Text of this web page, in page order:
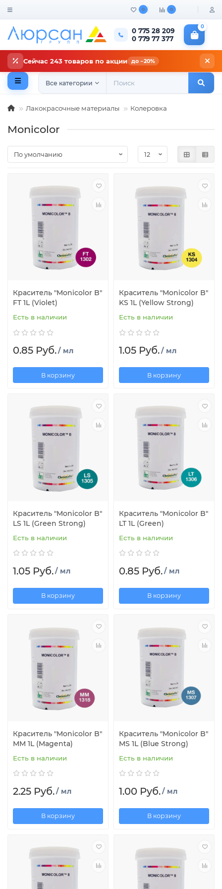
0 0
0 775 28 209
0 779 77 377
0
Сейчас 243 товаров по акции до −20%
Все категории
Лакокрасочные материалы Колеровка
Monicolor
Краситель "Monicolor B"
FT 1L (Violet)
Есть в наличии
0.85 Руб./ мл
В корзину
Краситель "Monicolor B"
KS 1L (Yellow Strong)
Есть в наличии
1.05 Руб./ мл
В корзину
Краситель "Monicolor B"
LS 1L (Green Strong)
Есть в наличии
1.05 Руб./ мл
В корзину
Краситель "Monicolor B"
LT 1L (Green)
Есть в наличии
0.85 Руб./ мл
В корзину
Краситель "Monicolor B"
MM 1L (Magenta)
Есть в наличии
2.25 Руб./ мл
В корзину
Краситель "Monicolor B"
MS 1L (Blue Strong)
Есть в наличии
1.00 Руб./ мл
В корзину